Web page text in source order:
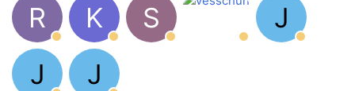
R
K S
J
J
J